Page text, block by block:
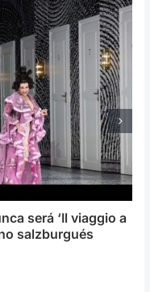
será ‘Il viaggio a
salzburgués